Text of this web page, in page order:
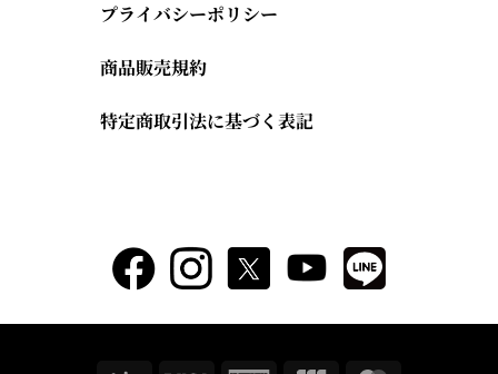
プライバシーポリシー
商品販売規約
特定商取引法に基づく表記